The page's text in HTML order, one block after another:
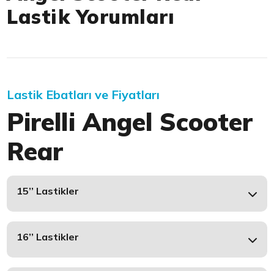
Lastik Yorumları
Lastik Ebatları ve Fiyatları
Pirelli Angel Scooter
Rear
15’’ Lastikler
16’’ Lastikler